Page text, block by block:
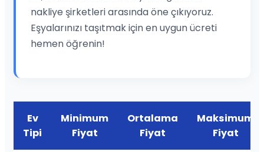
nakliye şirketleri arasında öne çıkıyoruz.
Eşyalarınızı taşıtmak için en uygun ücreti
hemen öğrenin!
Ev
Tipi
Minimum
Fiyat
Ortalama
Fiyat
Maksimum
Fiyat